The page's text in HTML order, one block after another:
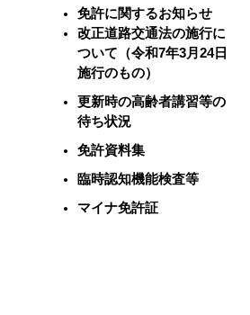
免許に関するお知らせ
改正道路交通法の施行に
ついて（令和7年3月24日
施行のもの）
更新時の高齢者講習等の
待ち状況
免許資料集
臨時認知機能検査等
マイナ免許証